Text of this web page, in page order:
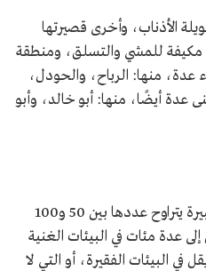
الأذناب، وأخرى قصيرتها
مكيفة للمشي والتسلق، ومنطقة
عدة، منها: الرباح، والحودل،
عدة أيضًا، منها: أبو خالد، وأبو
يعيش قرد البابون في جماعات كبيرة يتراوح عددها بين 50 و100
عدة مئات في البيئات الغنية
في البيئات الفقيرة، أو التي لا